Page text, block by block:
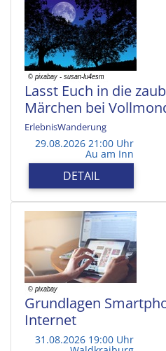
Lasst Euch in die
Märchen bei
ErlebnisWanderung
29.08.2026 21:00 Uhr
Au am Inn
DETAIL
Grundlagen
Internet
31.08.2026 19:00 Uhr